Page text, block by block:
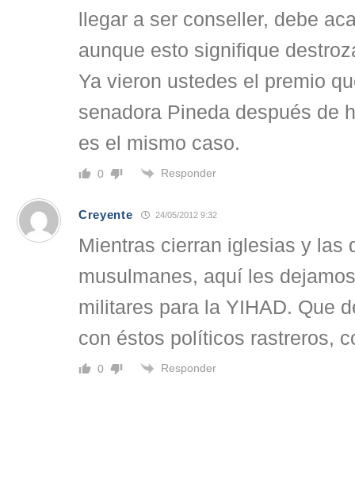
llegar a ser conseller, debe
aunque esto signifique
Ya vieron ustedes el premio
senadora Pineda después de
es el mismo caso.
0 Responder
Creyente 24/05/2012 9:32
Mientras cierran iglesias y las
musulmanes, aquí les
militares para la YIHAD. Que
con éstos políticos rastreros,
0 Responder